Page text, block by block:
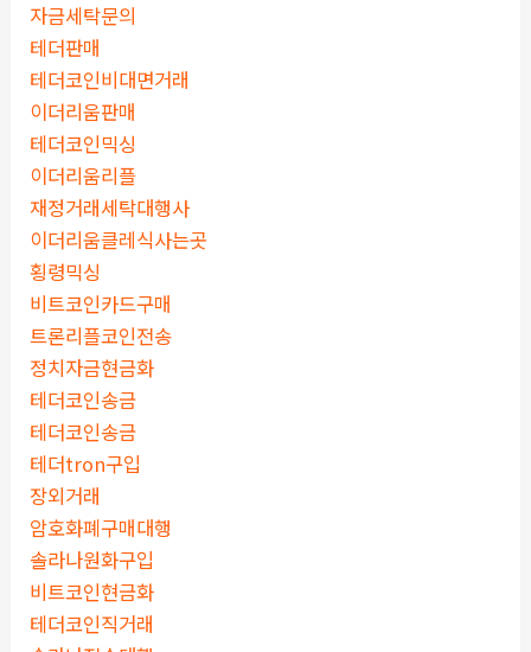
자금세탁문의
테더판매
테더코인비대면거래
이더리움판매
테더코인믹싱
이더리움리플
재정거래세탁대행사
이더리움클레식사는곳
횡령믹싱
비트코인카드구매
트론리플코인전송
정치자금현금화
테더코인송금
테더코인송금
테더tron구입
장외거래
암호화폐구매대행
솔라나원화구입
비트코인현금화
테더코인직거래